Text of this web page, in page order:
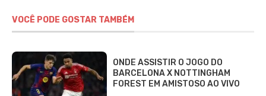
VOCÊ PODE GOSTAR TAMBÉM
ONDE ASSISTIR O JOGO DO
BARCELONA X NOTTINGHAM
FOREST EM AMISTOSO AO VIVO